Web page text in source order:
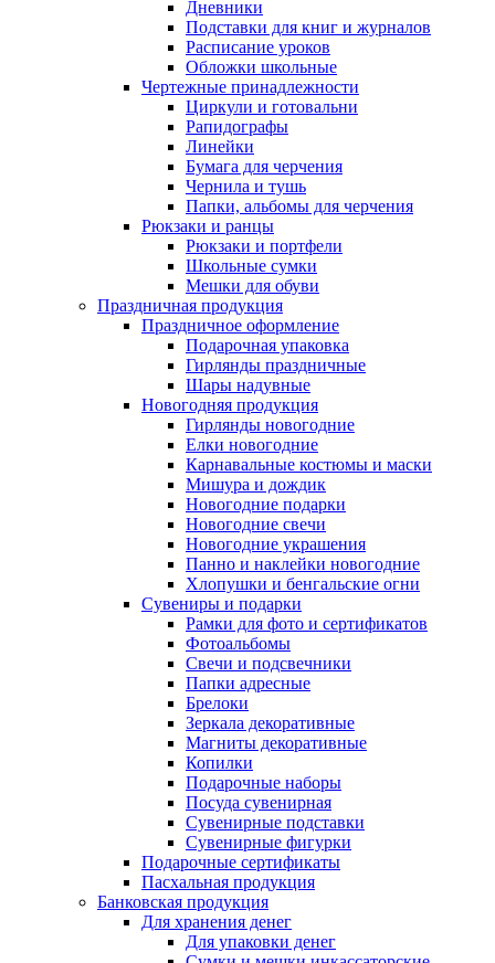
Дневники
Подставки для книг и журналов
Расписание уроков
Обложки школьные
Чертежные принадлежности
Циркули и готовальни
Рапидографы
Линейки
Бумага для черчения
Чернила и тушь
Папки, альбомы для черчения
Рюкзаки и ранцы
Рюкзаки и портфели
Школьные сумки
Мешки для обуви
Праздничная продукция
Праздничное оформление
Подарочная упаковка
Гирлянды праздничные
Шары надувные
Новогодняя продукция
Гирлянды новогодние
Елки новогодние
Карнавальные костюмы и маски
Мишура и дождик
Новогодние подарки
Новогодние свечи
Новогодние украшения
Панно и наклейки новогодние
Хлопушки и бенгальские огни
Сувениры и подарки
Рамки для фото и сертификатов
Фотоальбомы
Свечи и подсвечники
Папки адресные
Брелоки
Зеркала декоративные
Магниты декоративные
Копилки
Подарочные наборы
Посуда сувенирная
Сувенирные подставки
Сувенирные фигурки
Подарочные сертификаты
Пасхальная продукция
Банковская продукция
Для хранения денег
Для упаковки денег